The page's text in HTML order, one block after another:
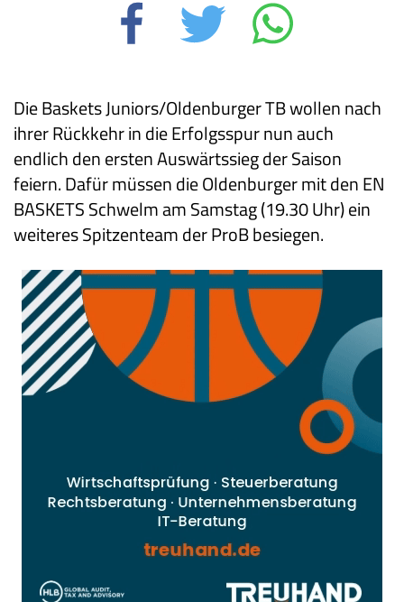
Die Baskets Juniors/Oldenburger TB wollen nach
ihrer Rückkehr in die Erfolgsspur nun auch
endlich den ersten Auswärtssieg der Saison
feiern. Dafür müssen die Oldenburger mit den EN
BASKETS Schwelm am Samstag (19.30 Uhr) ein
weiteres Spitzenteam der ProB besiegen.